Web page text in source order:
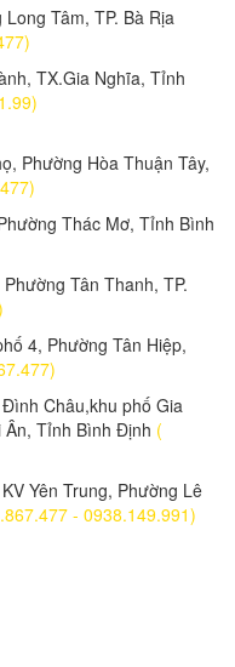
G22P-IMOU
A22EP-IMOU
IPC-C22EP-IMOU
KBVISION KBONE KN-
2002WN
Tâm, TP. Bà Rịa
TX.Gia Nghĩa, Tỉnh
Phường Hòa Thuận Tây,
Thác Mơ, Tỉnh Bình
Tân Thanh, TP.
4, Phường Tân Hiệp,
Châu,khu phố Gia
Ân, Tỉnh Bình Định (
Yên Trung, Phường Lê
- 0938.149.991)